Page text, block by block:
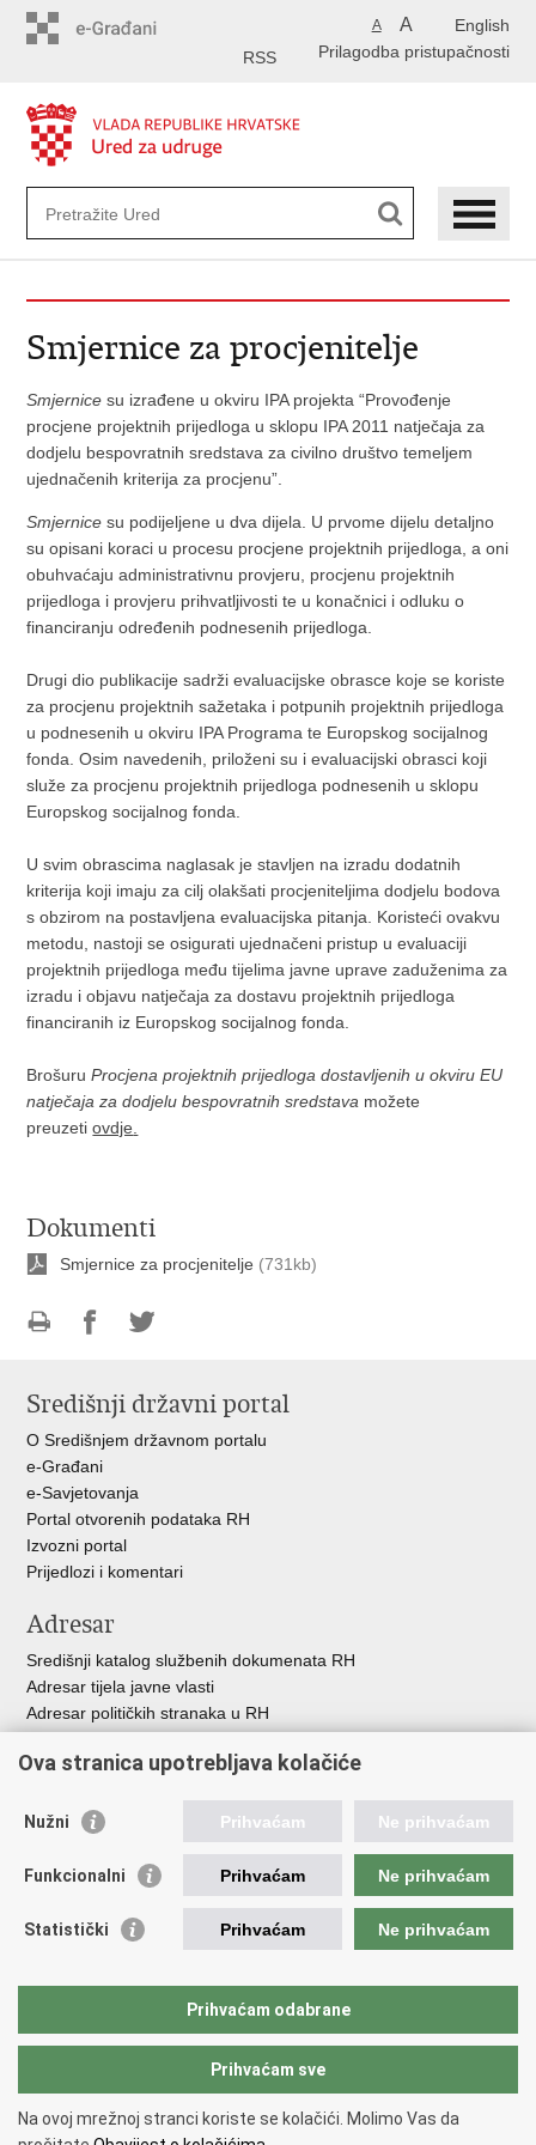
English
A A
Prilagodba pristupačnosti
RSS
Smjernice za procjenitelje
Smjernice su izrađene u okviru IPA projekta “Provođenje
procjene projektnih prijedloga u sklopu IPA 2011 natječaja za
dodjelu bespovratnih sredstava za civilno društvo temeljem
ujednačenih kriterija za procjenu”.
Smjernice su podijeljene u dva dijela. U prvome dijelu detaljno
su opisani koraci u procesu procjene projektnih prijedloga, a oni
obuhvaćaju administrativnu provjeru, procjenu projektnih
prijedloga i provjeru prihvatljivosti te u konačnici i odluku o
financiranju određenih podnesenih prijedloga.
Drugi dio publikacije sadrži evaluacijske obrasce koje se koriste
za procjenu projektnih sažetaka i potpunih projektnih prijedloga
u podnesenih u okviru IPA Programa te Europskog socijalnog
fonda. Osim navedenih, priloženi su i evaluacijski obrasci koji
služe za procjenu projektnih prijedloga podnesenih u sklopu
Europskog socijalnog fonda.
U svim obrascima naglasak je stavljen na izradu dodatnih
kriterija koji imaju za cilj olakšati procjeniteljima dodjelu bodova
s obzirom na postavljena evaluacijska pitanja. Koristeći ovakvu
metodu, nastoji se osigurati ujednačeni pristup u evaluaciji
projektnih prijedloga među tijelima javne uprave zaduženima za
izradu i objavu natječaja za dostavu projektnih prijedloga
financiranih iz Europskog socijalnog fonda.
BrošuruProcjena projektnih prijedloga dostavljenih u okviru EU
natječaja za dodjelu bespovratnih sredstava možete
preuzetiovdje
Dokumenti
Smjernice za procjenitelje (731kb)
FacebookuTwitteru
Središnji državni portal
O Središnjem državnom portalu
e-Građani
e-Savjetovanja
Portal otvorenih podataka RH
Izvozni portal
Prijedlozi i komentari
Adresar
Središnji katalog službenih dokumenata RH
Adresar tijela javne vlasti
Adresar političkih stranaka u RH
Besplatni telefoni javne uprave
Važne poveznice
Vlada Republike Hrvatske
Registar neprofitnih organizacija
Nacionalna zaklada za razvoj civilnoga društva
Copyright © 2026 Ured za udruge.
Ova stranica upotrebljava kolačiće
Nužni Prihvaćam Ne prihvaćam
Funkcionalni Prihvaćam Ne prihvaćam
Statistički Prihvaćam Ne prihvaćam
Prihvaćam odabrane
Prihvaćam sve
Na ovoj mrežnoj stranci koriste se kolačići. Molimo Vas da